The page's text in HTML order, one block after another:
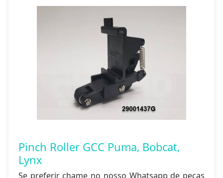
Pinch Roller GCC Puma, Bobcat,
Lynx
Se preferir chame no nosso Whatsapp de peças